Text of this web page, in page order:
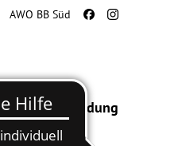
Begegnung Bildung
AWO BB Süd